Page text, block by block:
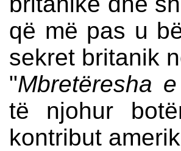
që më pas u
sekret britanik
"Mbretëresha
të njohur
kontribut